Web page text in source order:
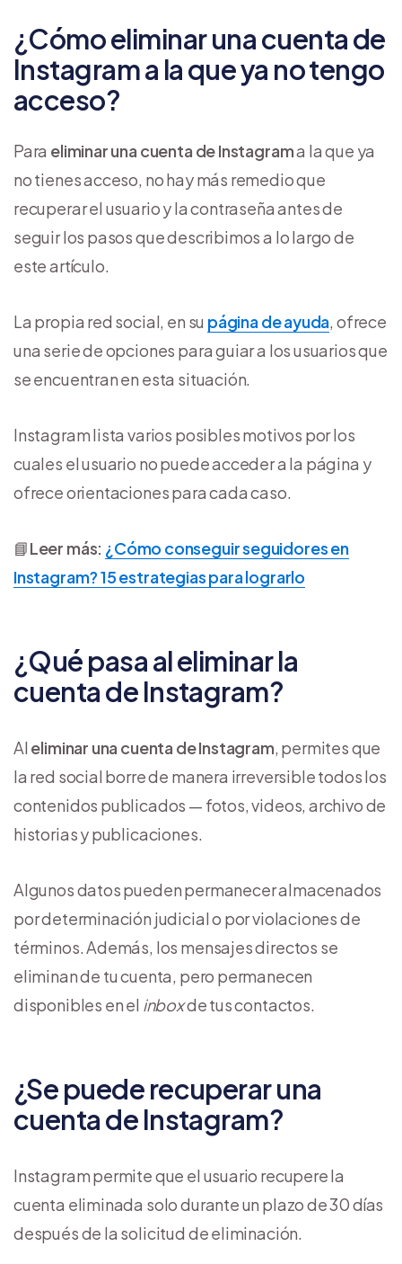
¿Cómo eliminar una cuenta de
Instagram a la que ya no tengo
acceso?
Para eliminar una cuenta de Instagrama la que ya
no tienes acceso, no hay más remedio que
recuperar el usuario y la contraseña antes de
seguir los pasos que describimos a lo largo de
este artículo.
La propia red social, en su página de ayuda, ofrece
una serie de opciones para guiar a los usuarios que
se encuentran en esta situación.
Instagram lista varios posibles motivos por los
cuales el usuario no puede acceder a la página y
ofrece orientaciones para cada caso.
📘Leer más: ¿Cómo conseguir seguidores en
Instagram? 15 estrategias para lograrlo
¿Qué pasa al eliminar la
cuenta de Instagram?
Al eliminar una cuenta de Instagram, permites que
la red social borre de manera irreversible todos los
contenidos publicados — fotos, videos, archivo de
historias y publicaciones.
Algunos datos pueden permanecer almacenados
por determinación judicial o por violaciones de
términos. Además, los mensajes directos se
eliminan de tu cuenta, pero permanecen
disponibles en el inboxde tus contactos.
¿Se puede recuperar una
cuenta de Instagram?
Instagram permite que el usuario recupere la
cuenta eliminada solo durante un plazo de 30 días
después de la solicitud de eliminación.